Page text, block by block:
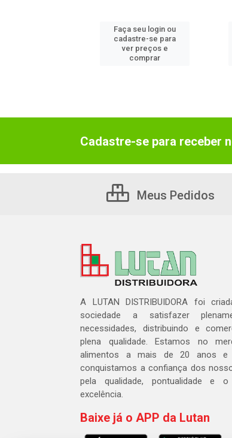
Faça seu login ou
cadastre-se para
ver preços e
comprar
Cadastre-se para receber
Meus Pedidos
A LUTAN DISTRIBUIDORA foi
sociedade a satisfazer
necessidades, distribuindo e
plena qualidade. Estamos no
alimentos a mais de 20 anos e
conquistamos a confiança dos
pela qualidade, pontualidade e
excelência.
Baixe já o APP da Lutan